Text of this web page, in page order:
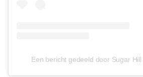
Een bericht gedeeld door Sugar